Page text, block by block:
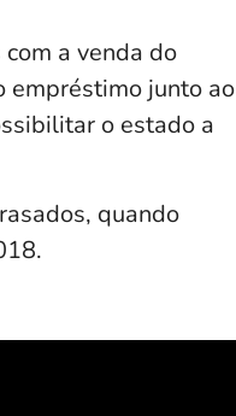
a venda do
empréstimo junto ao
o estado a
quando